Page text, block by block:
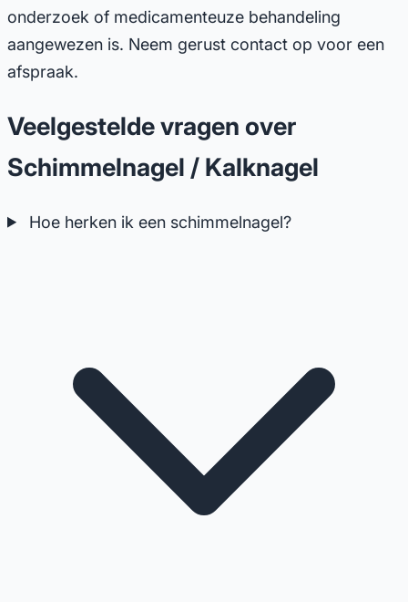
onderzoek of medicamenteuze behandeling
aangewezen is. Neem gerust contact op voor een
afspraak.
Veelgestelde vragen over
Schimmelnagel / Kalknagel
Hoe herken ik een schimmelnagel?